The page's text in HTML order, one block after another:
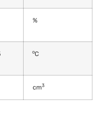
%
oC
cm3